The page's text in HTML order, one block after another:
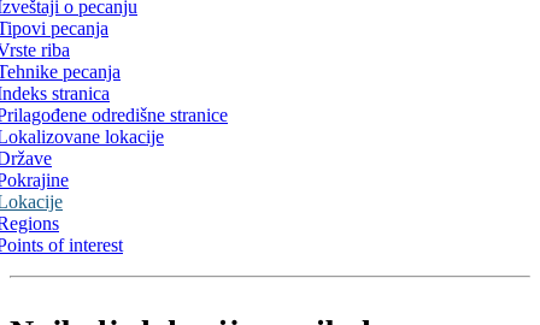
o pecanju
pecanja
riba
pecanja
stranica
odredišne stranice
lokacije
of interest